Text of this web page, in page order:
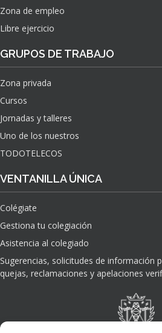
Zona de empleo
Libre ejercicio
GRUPOS DE TRABAJO
Zona privada
Cursos
Jornadas y talleres
Uno de los nuestros
TODOTELECOS
VENTANILLA ÚNICA
Colégiate
Gestiona tu colegiación
Asistencia al colegiado
Sugerencias, solicitudes de información
quejas, reclamaciones y apelaciones